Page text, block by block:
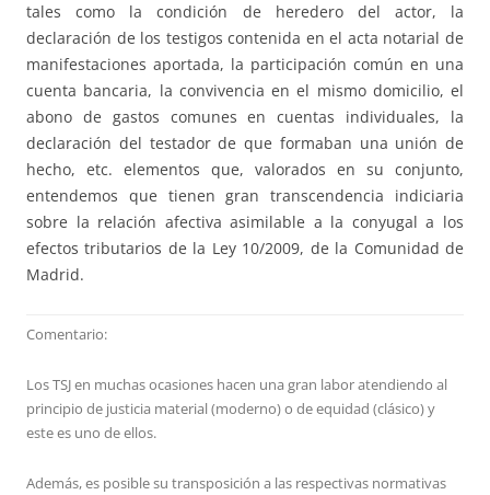
tales como la condición de heredero del actor, la
declaración de los testigos contenida en el acta notarial de
manifestaciones aportada, la participación común en una
cuenta bancaria, la convivencia en el mismo domicilio, el
abono de gastos comunes en cuentas individuales, la
declaración del testador de que formaban una unión de
hecho, etc. elementos que, valorados en su conjunto,
entendemos que tienen gran transcendencia indiciaria
sobre la relación afectiva asimilable a la conyugal a los
efectos tributarios de la Ley 10/2009, de la Comunidad de
Madrid.
Comentario:
Los TSJ en muchas ocasiones hacen una gran labor atendiendo al
principio de justicia material (moderno) o de equidad (clásico) y
este es uno de ellos.
Además, es posible su transposición a las respectivas normativas